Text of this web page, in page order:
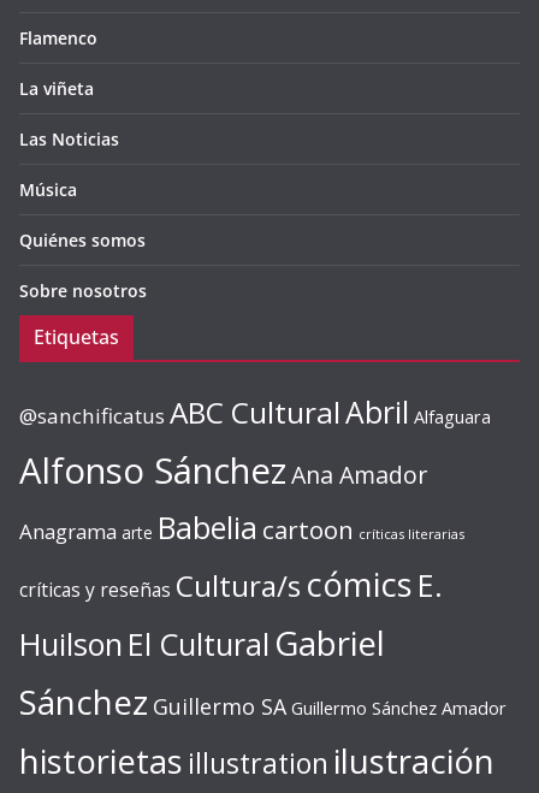
Flamenco
La viñeta
Las Noticias
Música
Quiénes somos
Sobre nosotros
Etiquetas
@sanchificatus ABC CulturalAbril Alfaguara
Alfonso SánchezAna Amador
Anagrama arte Babelia cartoon críticas literarias
críticas y reseñas Cultura/s cómics E.
Huilson El Cultural Gabriel
Sánchez Guillermo SA Guillermo Sánchez Amador
historietas illustration ilustración